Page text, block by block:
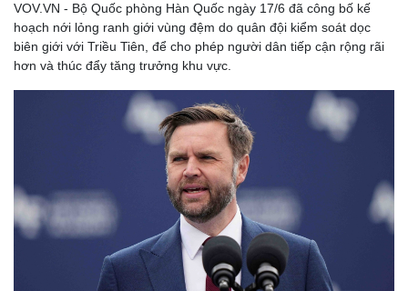
Thể thao
Lịch thi đấu bóng đá
Ô tô - Xe máy
Tư vấn
VOV.VN - Bộ Quốc phòng Hàn Quốc ngày 17/6 đã công bố kế
hoạch nới lỏng ranh giới vùng đệm do quân đội kiểm soát dọc
biên giới với Triều Tiên, để cho phép người dân tiếp cận rộng rãi
hơn và thúc đẩy tăng trưởng khu vực.